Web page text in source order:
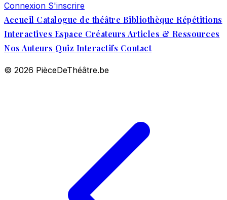
Connexion S'inscrire
Accueil Catalogue de théâtre Bibliothèque Répétitions
Interactives Espace Créateurs Articles & Ressources
Nos Auteurs Quiz Interactifs Contact
© 2026 PièceDeThéâtre.be